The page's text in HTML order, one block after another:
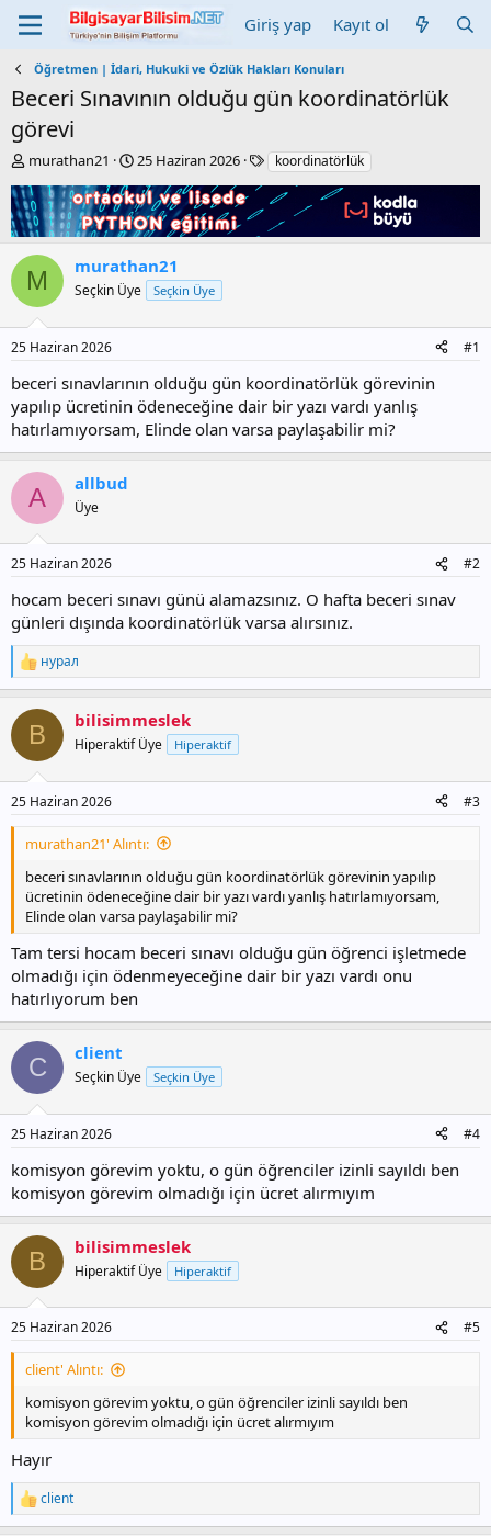
Giriş yap Kayıt ol
Öğretmen | İdari, Hukuki ve Özlük Hakları Konuları
Beceri Sınavının olduğu gün koordinatörlük
görevi
K
n
b
u
y
u
a
l
a
t
a
n
murathan21
B
ş
l
a
g
ı
a
r
i
h
i
25 Haziran 2026
E
e
koordinatörlük
M murathan21
Seçkin Üye Seçkin Üye
25 Haziran 2026 #1
beceri sınavlarının olduğu gün koordinatörlük görevinin
yapılıp ücretinin ödeneceğine dair bir yazı vardı yanlış
hatırlamıyorsam, Elinde olan varsa paylaşabilir mi?
A allbud
Üye
25 Haziran 2026 #2
hocam beceri sınavı günü alamazsınız. O hafta beceri sınav
günleri dışında koordinatörlük varsa alırsınız.
T
e
k
l
:
нурал
B bilisimmeslek
Hiperaktif Üye Hiperaktif
25 Haziran 2026 #3
murathan21' Alıntı:
beceri sınavlarının olduğu gün koordinatörlük görevinin yapılıp
ücretinin ödeneceğine dair bir yazı vardı yanlış hatırlamıyorsam,
Elinde olan varsa paylaşabilir mi?
Tam tersi hocam beceri sınavı olduğu gün öğrenci işletmede
olmadığı için ödenmeyeceğine dair bir yazı vardı onu
hatırlıyorum ben
C client
Seçkin Üye Seçkin Üye
25 Haziran 2026 #4
komisyon görevim yoktu, o gün öğrenciler izinli sayıldı ben
komisyon görevim olmadığı için ücret alırmıyım
B bilisimmeslek
Hiperaktif Üye Hiperaktif
25 Haziran 2026 #5
client' Alıntı:
komisyon görevim yoktu, o gün öğrenciler izinli sayıldı ben
komisyon görevim olmadığı için ücret alırmıyım
Hayır
T
e
client